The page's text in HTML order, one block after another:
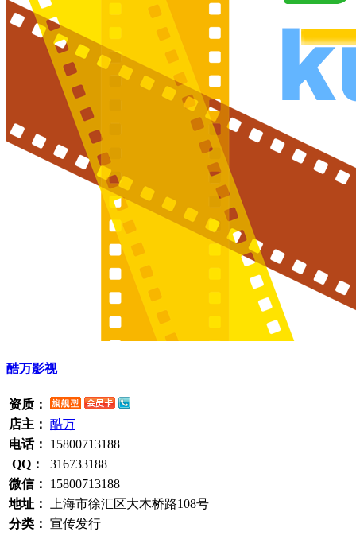
酷万影视
资质：
店主： 酷万
电话：
15800713188
QQ：
316733188
微信：
15800713188
地址：
上海市徐汇区大木桥路108号
分类： 宣传发行